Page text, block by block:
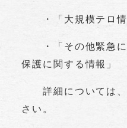
・「大規模テロ情
・「その他緊急に
保護に関する情報」
詳細については、
さい。